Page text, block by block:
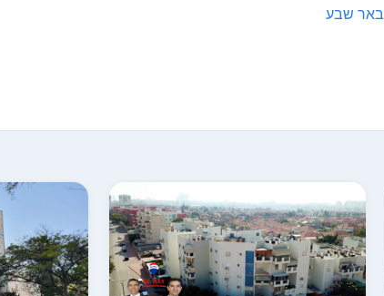
באר שבע